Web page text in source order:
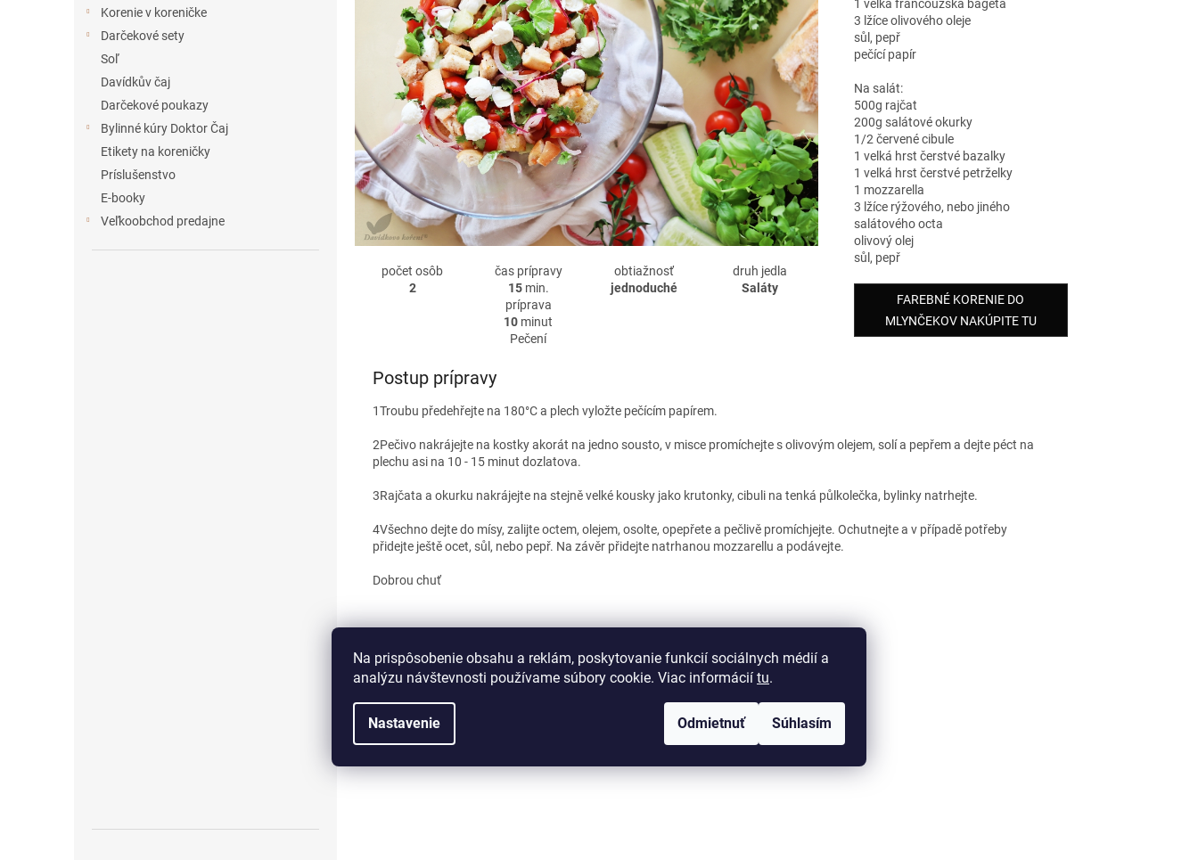
Na prispôsobenie obsahu a reklám, poskytovanie funkcií sociálnych médií a
analýzu návštevnosti používame súbory cookie. Viac informácií tu.
Nastavenie Odmietnuť Súhlasím
Korenie v koreničke
Darčekové sety
Soľ
Davídkův čaj
Darčekové poukazy
Bylinné kúry Doktor Čaj
Etikety na koreničky
Príslušenstvo
E-booky
Veľkoobchod predajne
počet osôb
2
čas prípravy
15min.
príprava
10 minut
Pečení
obtiažnosť
jednoduché
druh jedla
Saláty
1 velká francouzská bageta
3 lžíce olivového oleje
sůl, pepř
pečící papír
Na salát:
500g rajčat
200g salátové okurky
1/2 červené cibule
1 velká hrst čerstvé bazalky
1 velká hrst čerstvé petrželky
1 mozzarella
3 lžíce rýžového, nebo jiného
salátového octa
olivový olej
sůl, pepř
FAREBNÉ KORENIE DO
MLYNČEKOV NAKÚPITE TU
Postup prípravy
1Troubu předehřejte na 180°C a plech vyložte pečícím papírem.
2Pečivo nakrájejte na kostky akorát na jedno sousto, v misce promíchejte s olivovým olejem, solí a pepřem a dejte péct na
plechu asi na 10 - 15 minut dozlatova.
3Rajčata a okurku nakrájejte na stejně velké kousky jako krutonky, cibuli na tenká půlkolečka, bylinky natrhejte.
4Všechno dejte do mísy, zalijte octem, olejem, osolte, opepřete a pečlivě promíchjejte. Ochutnejte a v případě potřeby
přidejte ještě ocet, sůl, nebo pepř. Na závěr přidejte natrhanou mozzarellu a podávejte.
Dobrou chuť
PREDCHÁDZAJÚCI ČLÁNOK ĎALŠÍ ČLÁNOK